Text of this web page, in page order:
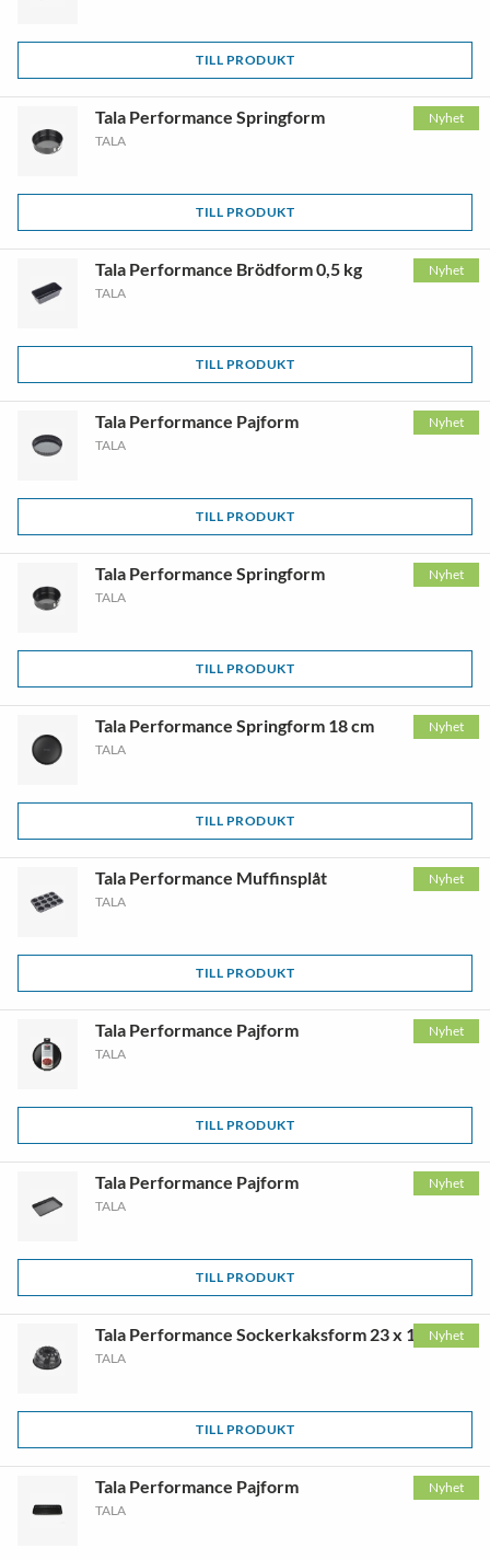
TILL PRODUKT
Nyhet
Tala Performance Springform
TALA
TILL PRODUKT
Nyhet
Tala Performance Brödform 0,5 kg
TALA
TILL PRODUKT
Nyhet
Tala Performance Pajform
TALA
TILL PRODUKT
Nyhet
Tala Performance Springform
TALA
TILL PRODUKT
Nyhet
Tala Performance Springform 18 cm
TALA
TILL PRODUKT
Nyhet
Tala Performance Muffinsplåt
TALA
TILL PRODUKT
Nyhet
Tala Performance Pajform
TALA
TILL PRODUKT
Nyhet
Tala Performance Pajform
TALA
TILL PRODUKT
Nyhet
Tala Performance Sockerkaksform 23 x 10 cm
TALA
TILL PRODUKT
Nyhet
Tala Performance Pajform
TALA